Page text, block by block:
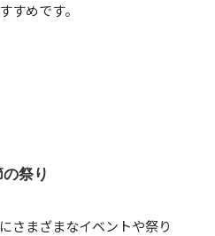
すめです。
祭り
さまざまなイベントや祭り